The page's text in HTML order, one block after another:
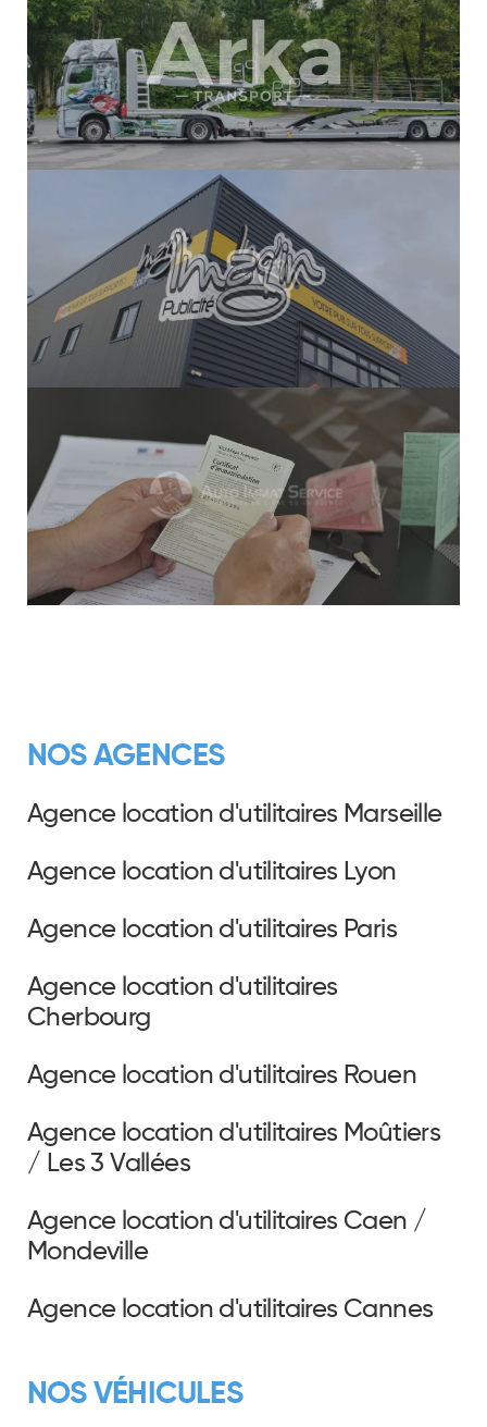
NOS AGENCES
Agence location d'utilitaires Marseille
Agence location d'utilitaires Lyon
Agence location d'utilitaires Paris
Agence location d'utilitaires
Cherbourg
Agence location d'utilitaires Rouen
Agence location d'utilitaires Moûtiers
/ Les 3 Vallées
Agence location d'utilitaires Caen /
Mondeville
Agence location d'utilitaires Cannes
NOS VÉHICULES